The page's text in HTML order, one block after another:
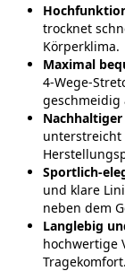
trocknet
Körperklima.
Maximal
geschmeidig
Nachhaltiger
unterstreicht
und klare
neben dem
Langlebig
hochwertige
Tragekomfort.